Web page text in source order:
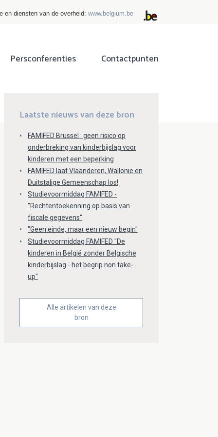
en diensten van de overheid: www.belgium.be
Persconferenties Contactpunten
Laatste nieuws van deze bron
FAMIFED Brussel : geen risico op
onderbreking van kinderbijslag voor
kinderen met een beperking
FAMIFED laat Vlaanderen, Wallonië en
Duitstalige Gemeenschap los!
Studievoormiddag FAMIFED -
"Rechtentoekenning op basis van
fiscale gegevens"
"Geen einde, maar een nieuw begin"
Studievoormiddag FAMIFED "De
kinderen in België zonder Belgische
kinderbijslag - het begrip non take-
up"
Alle artikelen van deze
bron